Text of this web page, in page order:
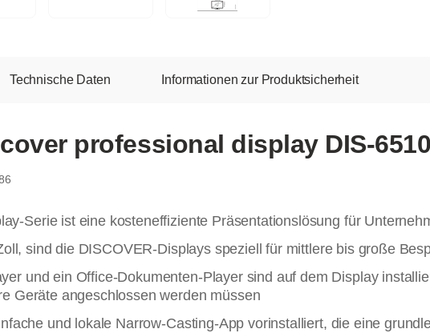
Technische Daten Informationen zur Produktsicherheit
professional display DIS-6510
Serie ist eine kosteneffiziente Präsentationslösung für
sind die DISCOVER-Displays speziell für mittlere bis große
und ein Office-Dokumenten-Player sind auf dem Display
Geräte angeschlossen werden müssen
und lokale Narrow-Casting-App vorinstalliert, die eine